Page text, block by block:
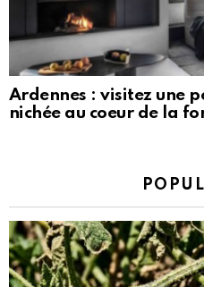
Ardennes : visitez une
nichée au coeur de la